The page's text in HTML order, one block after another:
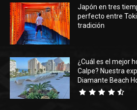
Japón en tres
perfecto entre
tradición
¿Cuál es el mejor
Calpe? Nuestra
Diamante Beach